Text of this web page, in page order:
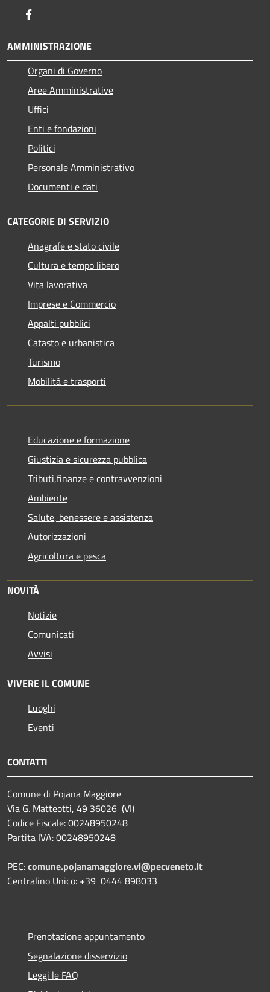
AMMINISTRAZIONE
Organi di Governo
Aree Amministrative
Uffici
Enti e fondazioni
Politici
Personale Amministrativo
Documenti e dati
CATEGORIE DI SERVIZIO
Anagrafe e stato civile
Cultura e tempo libero
Vita lavorativa
Imprese e Commercio
Appalti pubblici
Catasto e urbanistica
Turismo
Mobilità e trasporti
Educazione e formazione
Giustizia e sicurezza pubblica
Tributi,finanze e contravvenzioni
Ambiente
Salute, benessere e assistenza
Autorizzazioni
Agricoltura e pesca
NOVITÀ
Notizie
Comunicati
Avvisi
VIVERE IL COMUNE
Luoghi
Eventi
CONTATTI
Comune di Pojana Maggiore
Via G. Matteotti, 49 36026 (VI)
Codice Fiscale: 00248950248
Partita IVA: 00248950248
PEC:comune.pojanamaggiore.vi@pecveneto.it
Centralino Unico: +39 0444 898033
Prenotazione appuntamento
Segnalazione disservizio
Leggi le FAQ